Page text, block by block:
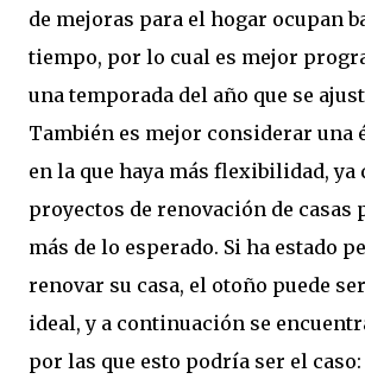
de mejoras para el hogar ocupan
tiempo, por lo cual es mejor
una temporada del año que se
También es mejor considerar una
en la que haya más flexibilidad, ya
proyectos de renovación de casas
más de lo esperado. Si ha estado
renovar su casa, el otoño puede
ideal, y a continuación se
por las que esto podría ser el caso: